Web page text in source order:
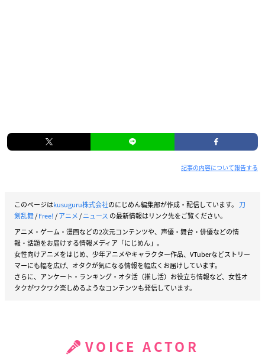
記事の内容について報告する
このページはkusuguru株式会社のにじめん編集部が作成・配信しています。 刀
剣乱舞/Free!/アニメ/ニュース の最新情報はリンク先をご覧ください。
アニメ・ゲーム・漫画などの2次元コンテンツや、声優・舞台・俳優などの情
報・話題をお届けする情報メディア「にじめん」。
女性向けアニメをはじめ、少年アニメやキャラクター作品、VTuberなどストリー
マーにも幅を広げ、オタクが気になる情報を幅広くお届けしています。
さらに、アンケート・ランキング・オタ活（推し活）お役立ち情報など、女性オ
タクがワクワク楽しめるようなコンテンツも発信しています。
VOICE ACTOR